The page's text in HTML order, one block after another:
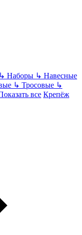
↳ Наборы ↳ Навесные
↳ Тросовые ↳
все Крепёж